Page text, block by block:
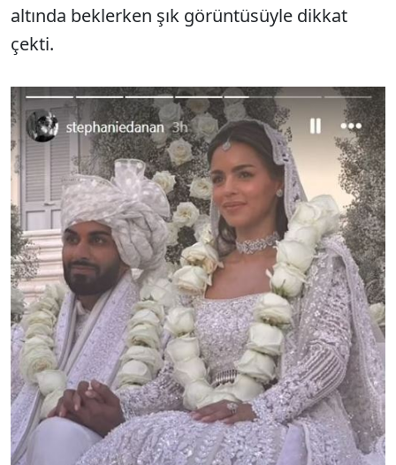
altında beklerken şık görüntüsüyle dikkat
çekti.